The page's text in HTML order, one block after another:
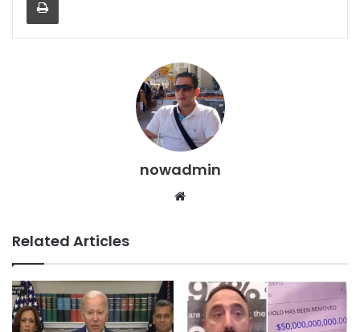
nowadmin
Website
Related Articles